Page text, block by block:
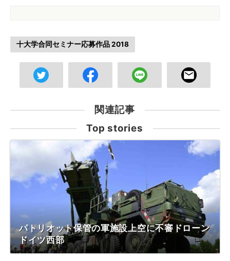
十大学合同セミナー応募作品 2018
関連記事
Top stories
パトリオット保管の軍施設上空に不審ドローン
ドイツ西部